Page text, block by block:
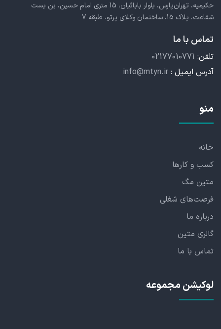
حکیمیه، تهران‌پارس، بلوار بابائیان، 15 متری امام حسین، بن بست
شفاعت، پلاک 15، ساختمان وکلای پرتو، طبقه 7
تماس با ما
تلفن: 02177010771
آدرس ایمیل : info@mtyn.ir
منو
خانه
کسب و کارها
متین مگ
فرصت‌های شغلی
درباره ما
گالری متین
تماس با ما
لوکیشن مجموعه